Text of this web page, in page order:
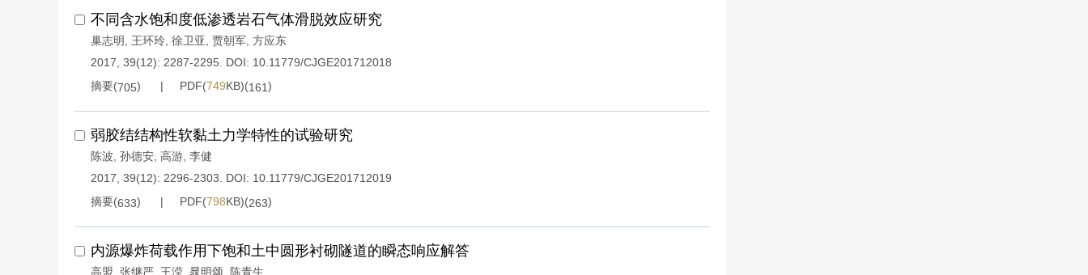
不同含水饱和度低渗透岩石气体滑脱效应研究
巢志明 王环玲 徐卫亚 贾朝军 方应东
2017, 39(12): 2287-2295.
DOI: 10.11779/CJGE201712018
摘要(705) PDF(749KB)(161)
弱胶结结构性软黏土力学特性的试验研究
陈波 孙德安 高游 李健
2017, 39(12): 2296-2303.
DOI: 10.11779/CJGE201712019
摘要(633) PDF(798KB)(263)
内源爆炸荷载作用下饱和土中圆形衬砌隧道的瞬态响应解答
高盟 张继严 王滢 晁明颂 陈青生